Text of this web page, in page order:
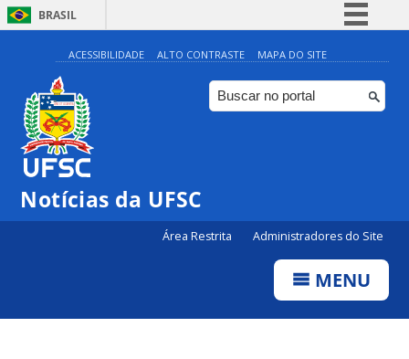
BRASIL
Simplifique!
Comunica BR
Participe
ACESSIBILIDADE ALTO CONTRASTE MAPA DO SITE
Notícias da UFSC
Área Restrita Administradores do Site
MENU